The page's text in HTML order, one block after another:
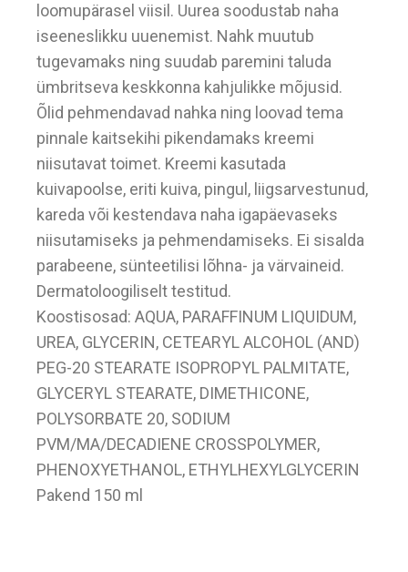
loomupärasel viisil. Uurea soodustab naha
iseeneslikku uuenemist. Nahk muutub
tugevamaks ning suudab paremini taluda
ümbritseva keskkonna kahjulikke mõjusid.
Õlid pehmendavad nahka ning loovad tema
pinnale kaitsekihi pikendamaks kreemi
niisutavat toimet. Kreemi kasutada
kuivapoolse, eriti kuiva, pingul, liigsarvestunud,
kareda või kestendava naha igapäevaseks
niisutamiseks ja pehmendamiseks. Ei sisalda
parabeene, sünteetilisi lõhna- ja värvaineid.
Dermatoloogiliselt testitud.
Koostisosad: AQUA, PARAFFINUM LIQUIDUM,
UREA, GLYCERIN, CETEARYL ALCOHOL (AND)
PEG-20 STEARATE ISOPROPYL PALMITATE,
GLYCERYL STEARATE, DIMETHICONE,
POLYSORBATE 20, SODIUM
PVM/MA/DECADIENE CROSSPOLYMER,
PHENOXYETHANOL, ETHYLHEXYLGLYCERIN
Pakend 150 ml